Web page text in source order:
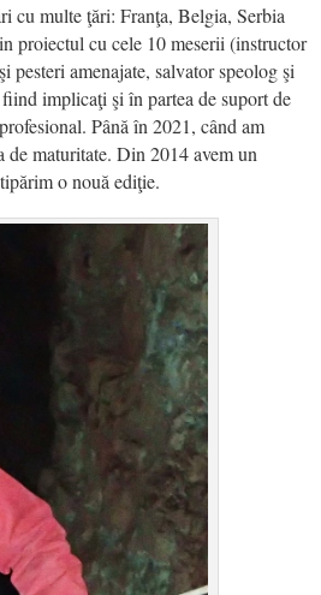
cu multe ţări: Franţa, Belgia, Serbia
proiectul cu cele 10 meserii (instructor
pesteri amenajate, salvator speolog şi
implicaţi şi în partea de suport de
Până în 2021, când am
de maturitate. Din 2014 avem un
o nouă ediţie.